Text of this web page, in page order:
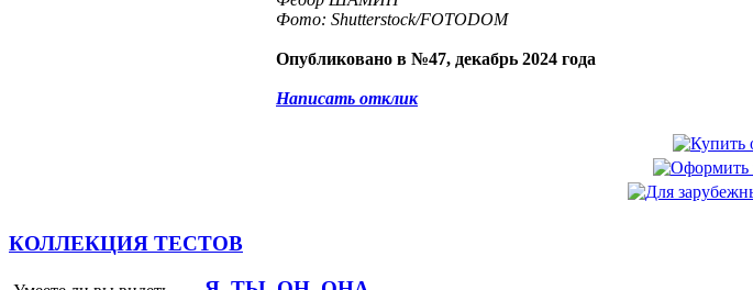
Фото: Shutterstock/FOTODOM
Опубликовано в №47, декабрь 2024 года
Написать отклик
КОЛЛЕКЦИЯ ТЕСТОВ